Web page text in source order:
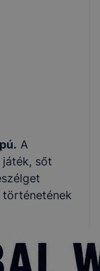
A
sőt
történetének